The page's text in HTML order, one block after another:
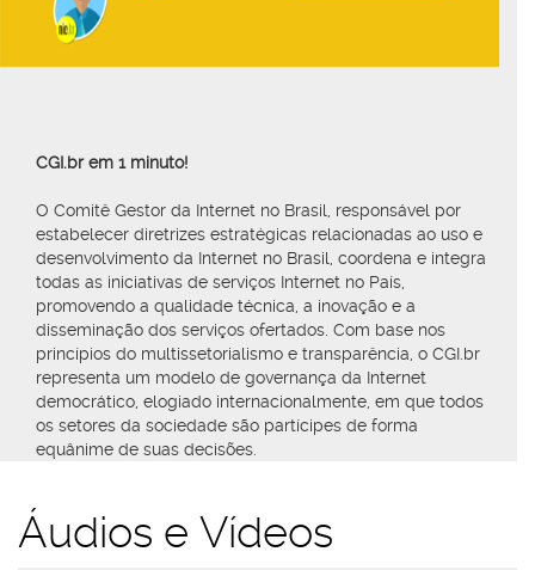
CGI.br em 1 minuto!
O Comitê Gestor da Internet no Brasil, responsável por
estabelecer diretrizes estratégicas relacionadas ao uso e
desenvolvimento da Internet no Brasil, coordena e integra
todas as iniciativas de serviços Internet no País,
promovendo a qualidade técnica, a inovação e a
disseminação dos serviços ofertados. Com base nos
princípios do multissetorialismo e transparência, o CGI.br
representa um modelo de governança da Internet
democrático, elogiado internacionalmente, em que todos
os setores da sociedade são partícipes de forma
equânime de suas decisões.
Áudios e Vídeos